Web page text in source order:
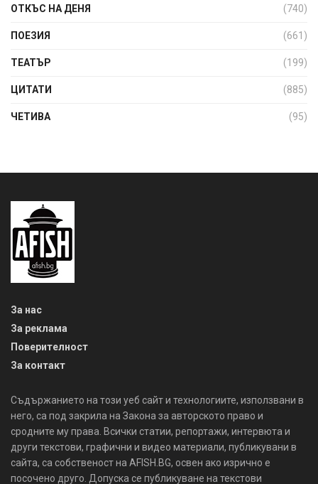
ОТКЪС НА ДЕНЯ (740)
ПОЕЗИЯ (661)
ТЕАТЪР (199)
ЦИТАТИ (885)
ЧЕТИВА (95)
За нас
За реклама
Поверителност
За контакт
Съдържанието на този уеб сайт и технологиите, използвани в
него, са под закрила на Закона за авторското право и
сродните му права. Всички статии, репортажи, интервюта и
други текстови, графични и видео материали, публикувани в
сайта, са собственост на AFISH.BG, освен ако изрично е
посочено друго. Допуска се публикуване на текстови